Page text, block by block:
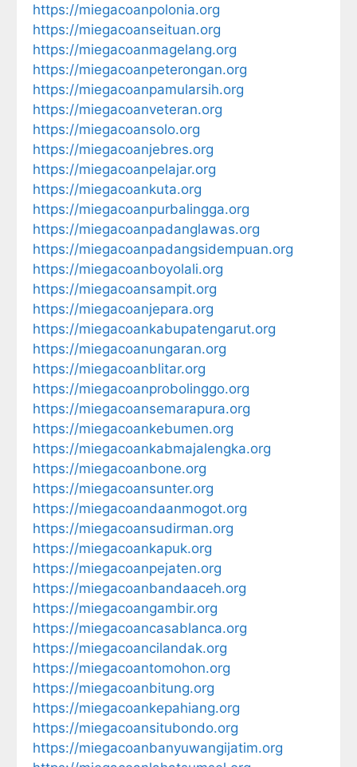
https://miegacoanpolonia.org
https://miegacoanseituan.org
https://miegacoanmagelang.org
https://miegacoanpeterongan.org
https://miegacoanpamularsih.org
https://miegacoanveteran.org
https://miegacoansolo.org
https://miegacoanjebres.org
https://miegacoanpelajar.org
https://miegacoankuta.org
https://miegacoanpurbalingga.org
https://miegacoanpadanglawas.org
https://miegacoanpadangsidempuan.org
https://miegacoanboyolali.org
https://miegacoansampit.org
https://miegacoanjepara.org
https://miegacoankabupatengarut.org
https://miegacoanungaran.org
https://miegacoanblitar.org
https://miegacoanprobolinggo.org
https://miegacoansemarapura.org
https://miegacoankebumen.org
https://miegacoankabmajalengka.org
https://miegacoanbone.org
https://miegacoansunter.org
https://miegacoandaanmogot.org
https://miegacoansudirman.org
https://miegacoankapuk.org
https://miegacoanpejaten.org
https://miegacoanbandaaceh.org
https://miegacoangambir.org
https://miegacoancasablanca.org
https://miegacoancilandak.org
https://miegacoantomohon.org
https://miegacoanbitung.org
https://miegacoankepahiang.org
https://miegacoansitubondo.org
https://miegacoanbanyuwangijatim.org